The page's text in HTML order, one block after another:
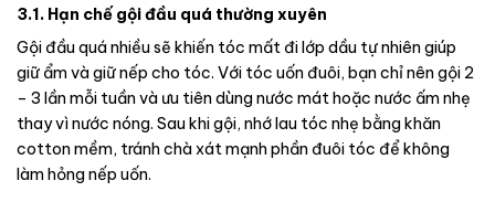
3.1. Hạn chế gội đầu quá thường xuyên
Gội đầu quá nhiều sẽ khiến tóc mất đi lớp dầu tự nhiên giúp
giữ ẩm và giữ nếp cho tóc. Với tóc uốn đuôi, bạn chỉ nên gội 2
– 3 lần mỗi tuần và ưu tiên dùng nước mát hoặc nước ấm nhẹ
thay vì nước nóng. Sau khi gội, nhớ lau tóc nhẹ bằng khăn
cotton mềm, tránh chà xát mạnh phần đuôi tóc để không
làm hỏng nếp uốn.